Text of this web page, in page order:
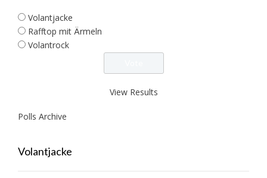
Volantjacke
Rafftop mit Ärmeln
Volantrock
View Results
Polls Archive
Volantjacke